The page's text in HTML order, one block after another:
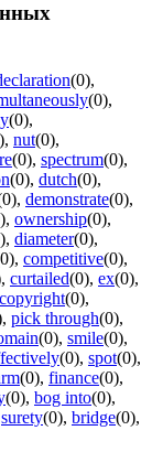
(0),
(0),
(0),
, nut(0),
(0), spectrum(0),
(0), dutch(0),
, demonstrate(0),
, ownership(0),
, diameter(0),
, competitive(0),
, curtailed(0), ex(0),
copyright(0),
, pick through(0),
(0), smile(0),
(0), spot(0),
(0), finance(0),
(0), bog into(0),
surety(0), bridge(0),